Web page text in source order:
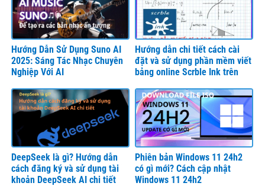
Hướng Dẫn Sử Dụng Suno AI
2025: Sáng Tác Nhạc Chuyên
Nghiệp Với AI
Hướng dẫn chi tiết cách cài
đặt và sử dụng phần mềm viết
bảng online Scrble Ink trên
DeepSeek là gì? Hướng dẫn
cách đăng ký và sử dụng tài
khoản DeepSeek AI chi tiết
Phiên bản Windows 11 24h2
có gì mới? Cách cập nhật
Windows 11 24h2